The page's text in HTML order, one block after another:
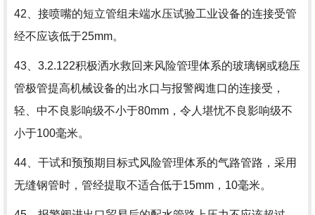
42、接喷嘴的短立管组未端水压试验工业设备的连接受管
经不应该低于25mm。
43、3.2.122积极洒水救回来风险管理体系的玻璃钢或稳压
管极管提高机械设备的出水口与报警阀進口的连接受，
轻、中不良影响级不小于80mm，令人堪忧不良影响级不
小于100毫米。
44、干试和预预期目标式风险管理体系的气路管路，采用
无缝钢管时，管经提取不适合低于15mm，10毫米。